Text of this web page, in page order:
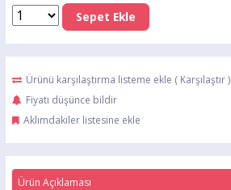
Sepet Ekle
Ürünü karşılaştırma listeme ekle ( Karşılaştır)
Fiyatı düşünce bildir
Aklımdakiler listesine ekle
Ürün Açıklaması